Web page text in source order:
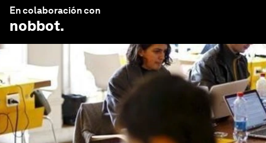
En colaboración con
nobbot.